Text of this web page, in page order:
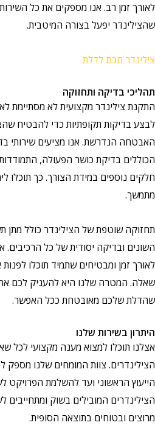
זמן רב. אנו מספקים את כל השירותים
יפעל בצורה המיטבית.
חכם לדלת
בדיקה ותחזוקה
צילינדר מקצועית לא מסתיימת לאחר
תקופתיות כדי להבטיח
הנדרשת. אנו מציעים שירותי בדיקה
בדיקת כושר הפעולה, התמודדות עם
נוספים במידת הצורך. כך תוכלו
שוטפת של הצילינדר כולל מתן תשומת
ובדיקה יסודית של כל הרכיבים. אנו
זמן ומבטיחים שתמיד תוכלו לפנות
המטרה שלנו היא להעניק לכם את
שלכם מאובטחת ככל האפשר.
בשירות שלנו
תוכלו למצוא מענה מקצועי לכל שאלה
צוות המומחים שלנו מספק לכם
הראשוני ועד להשלמת הפרויקט
המובילים בשוק ומתחייבים
ובטוחים בתוצאה הסופית.